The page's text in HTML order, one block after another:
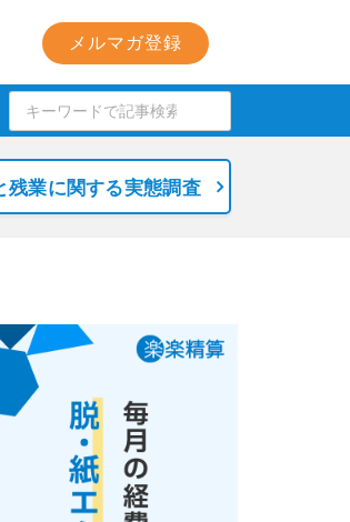
メルマガ登録
残業に関する実態調査